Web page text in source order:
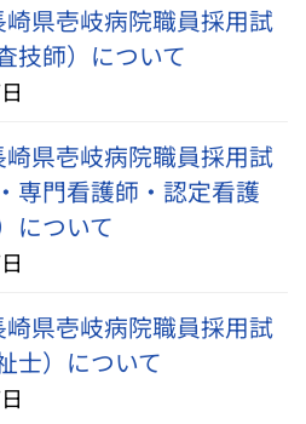
県壱岐病院職員採用試
技師）について
県壱岐病院職員採用試
専門看護師・認定看護
について
県壱岐病院職員採用試
士）について